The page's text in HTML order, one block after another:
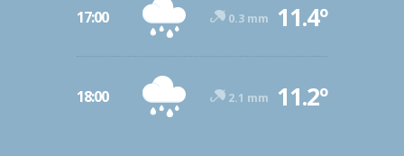
17:00 0.3 mm 11.4º
18:00 2.1 mm 11.2º